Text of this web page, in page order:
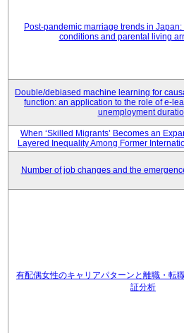
Post-pandemic marriage trends in
conditions and parental living
Double/debiased machine learning for
function: an application to the role of e-
unemployment
When ‘Skilled Migrants’ Becomes an
Layered Inequality Among Former
Number of job changes and the
有配偶女性のキャリアパターンと離職・転
証分析